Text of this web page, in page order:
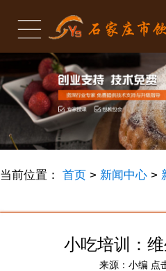
当前位置： 首页 > 新闻中心 >
小吃培训：
来源： 小编 点